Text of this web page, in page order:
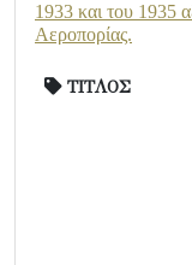
1933 και του 1935
Αεροπορίας.
ΤΙΤΛΟΣ